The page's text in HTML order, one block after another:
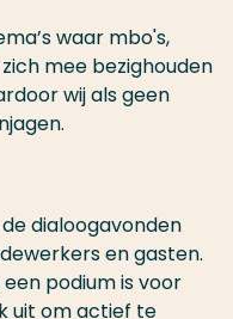
waar mbo's,
mee bezighouden
wij als geen
dialoogavonden
en gasten.
podium is voor
uit om actief te